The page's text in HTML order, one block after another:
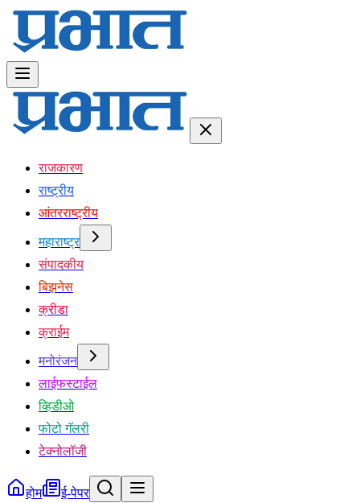
राजकारण
राष्ट्रीय
आंतरराष्ट्रीय
महाराष्ट्र
संपादकीय
बिझनेस
क्रीडा
क्राईम
मनोरंजन
लाईफस्टाईल
व्हिडीओ
फोटो गॅलरी
टेक्नोलॉजी
होम ई-पेपर